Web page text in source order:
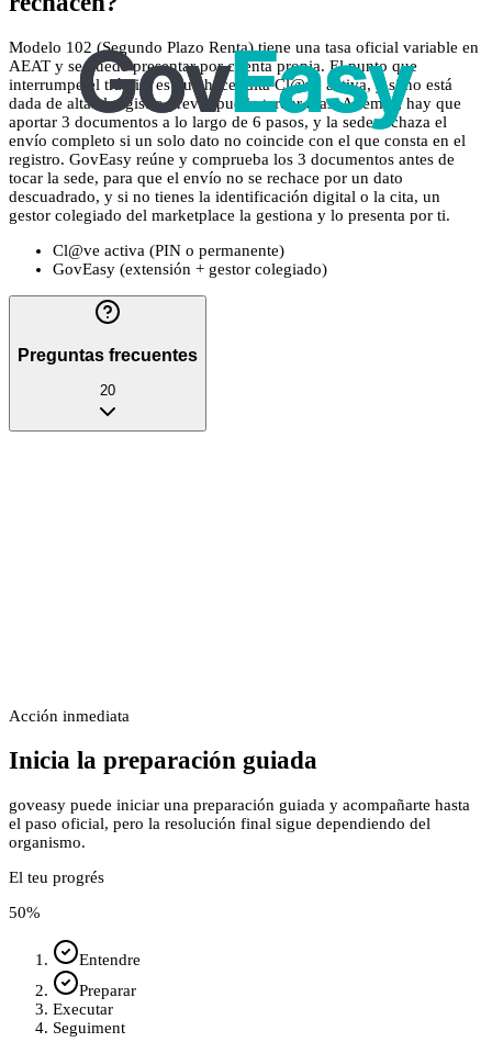
Modelo 102 (Segundo Plazo Renta) tiene una tasa oficial variable en
AEAT y se puede presentar por cuenta propia. El punto que
interrumpe el trámite es que hace falta Cl@ve activa, y si no está
dada de alta el registro previo puede tardar días. Además, hay que
aportar 3 documentos a lo largo de 6 pasos, y la sede rechaza el
envío completo si un solo dato no coincide con el que consta en el
registro. GovEasy reúne y comprueba los 3 documentos antes de
tocar la sede, para que el envío no se rechace por un dato
descuadrado, y si no tienes la identificación digital o la cita, un
gestor colegiado del marketplace la gestiona y lo presenta por ti.
Cl@ve activa (PIN o permanente)
GovEasy (extensión + gestor colegiado)
Preguntas frecuentes
20
Acción inmediata
Inicia la preparación guiada
goveasy puede iniciar una preparación guiada y acompañarte hasta
el paso oficial, pero la resolución final sigue dependiendo del
organismo.
El teu progrés
50%
Entendre
Preparar
Executar
Seguiment